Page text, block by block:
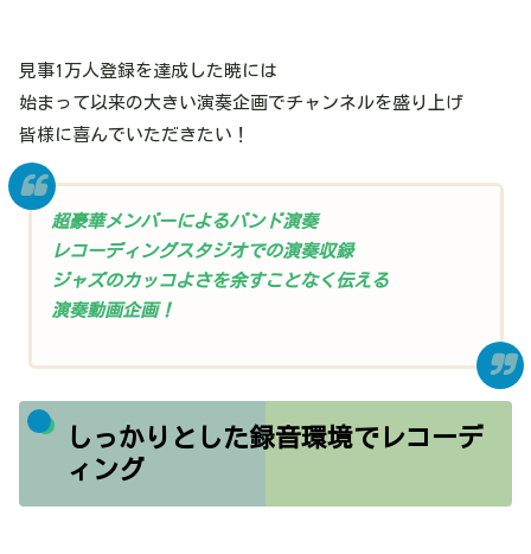
見事1万人登録を達成した暁には
始まって以来の大きい演奏企画でチャンネルを盛り上げ
皆様に喜んでいただきたい！
超豪華メンバーによるバンド演奏
レコーディングスタジオでの演奏収録
ジャズのカッコよさを余すことなく伝える
演奏動画企画！
しっかりとした録音環境でレコーデ
ィング